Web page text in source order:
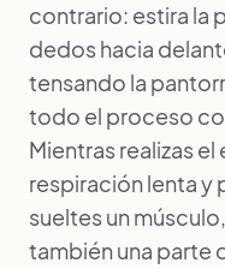
contrario: estira la
dedos hacia
tensando la
todo el proceso
Mientras realizas
respiración lenta y
sueltes un
también una parte